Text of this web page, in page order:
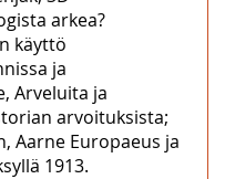
arkea?
käyttö
ja
Arveluita ja
arvoituksista;
Aarne Europaeus ja
1913.